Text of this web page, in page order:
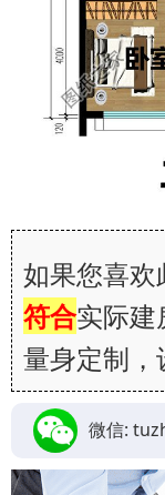
如果您喜欢
符合实际建
量身定制，
微信: